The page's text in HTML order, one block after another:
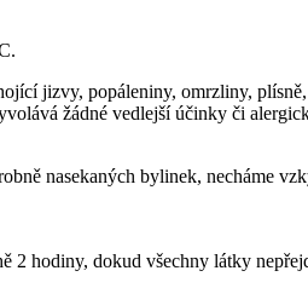
jizvy, popáleniny, omrzliny,
žádné vedlejší účinky či
nasekaných bylinek, necháme
hodiny, dokud všechny látky